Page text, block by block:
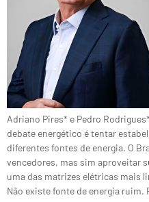
Adriano Pires* e Pedro
debate energético é tentar
diferentes fontes de energia. O
vencedores, mas sim aproveitar
uma das matrizes elétricas mais
Não existe fonte de energia